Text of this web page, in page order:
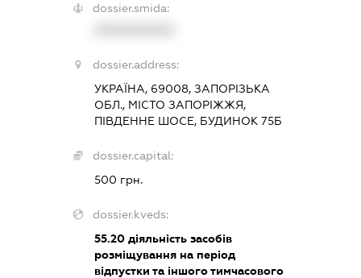
dossier.smida:
dossier.address:
УКРАЇНА, 69008, ЗАПОРІЗЬКА
ОБЛ., МІСТО ЗАПОРІЖЖЯ,
ПІВДЕННЕ ШОСЕ, БУДИНОК 75Б
dossier.capital:
500 грн.
dossier.kveds:
55.20 діяльність засобів
розміщування на період
відпустки та іншого тимчасового